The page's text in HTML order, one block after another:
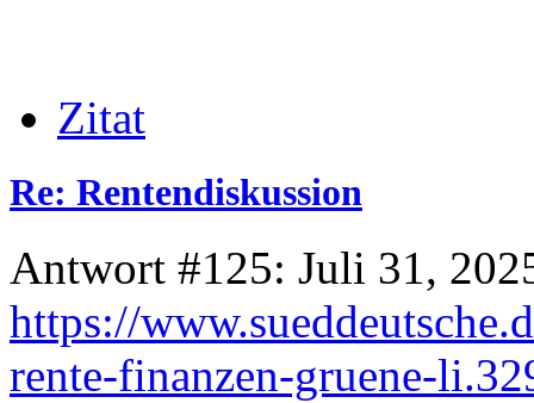
Zitat
Re: Rentendiskussion
Antwort #125: Juli 31,
https://
rente-finanzen-gruene-